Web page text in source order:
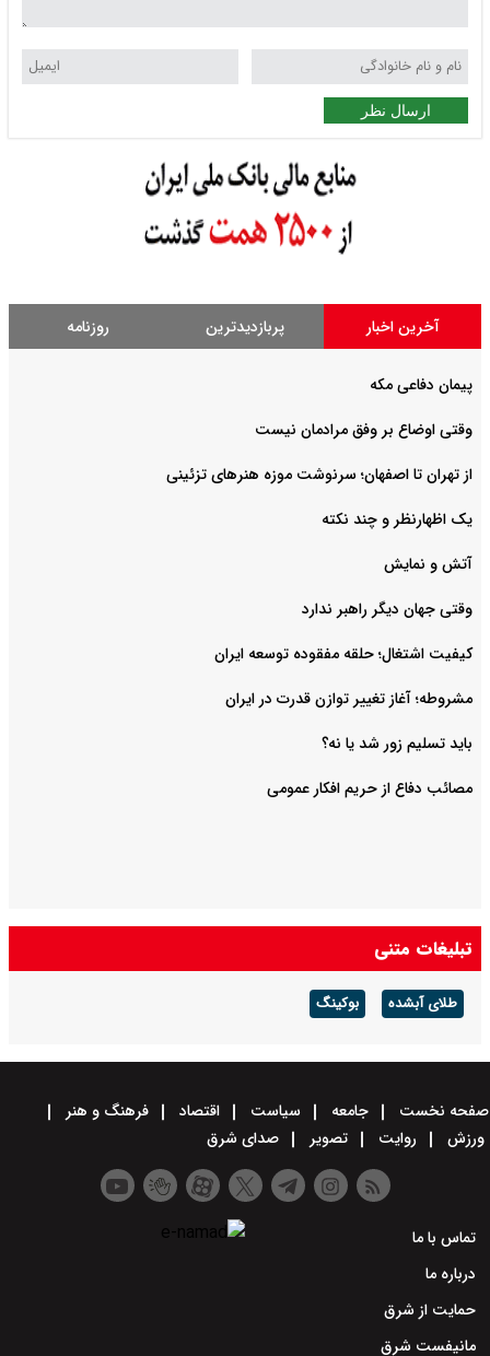
ارسال نظر
آخرین اخبار پربازدیدترین روزنامه
پیمان دفاعی مکه
وقتی اوضاع بر وفق مرادمان نیست
از تهران تا اصفهان؛ سرنوشت موزه هنرهای تزئینی
یک اظهارنظر و چند نکته
آتش و نمایش
وقتی جهان دیگر راهبر ندارد
کیفیت اشتغال؛ حلقه مفقوده توسعه ایران
مشروطه؛ آغاز تغییر توازن قدرت در ایران
باید تسلیم زور شد یا نه؟
مصائب دفاع از حریم افکار عمومی
تبلیغات متنی
طلای آبشده بوکینگ
صفحه نخست جامعه سیاست اقتصاد
فرهنگ و هنر
ورزش
روایت تصویر صدای شرق
تماس با ما
درباره ما
حمایت از شرق
مانیفست شرق